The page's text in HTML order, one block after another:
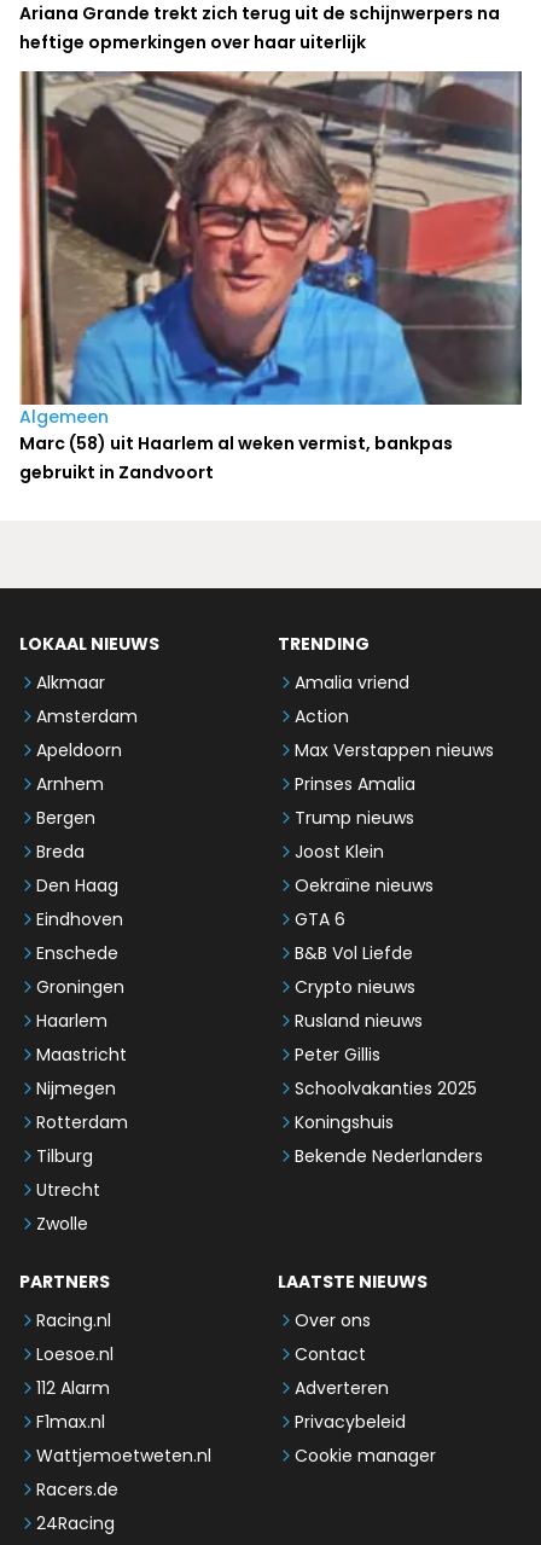
Ariana Grande trekt zich terug uit de schijnwerpers na
heftige opmerkingen over haar uiterlijk
Algemeen
Marc (58) uit Haarlem al weken vermist, bankpas
gebruikt in Zandvoort
LOKAAL NIEUWS
Alkmaar
Amsterdam
Apeldoorn
Arnhem
Bergen
Breda
Den Haag
Eindhoven
Enschede
Groningen
Haarlem
Maastricht
Nijmegen
Rotterdam
Tilburg
Utrecht
Zwolle
TRENDING
Amalia vriend
Action
Max Verstappen nieuws
Prinses Amalia
Trump nieuws
Joost Klein
Oekraïne nieuws
GTA 6
B&B Vol Liefde
Crypto nieuws
Rusland nieuws
Peter Gillis
Schoolvakanties 2025
Koningshuis
Bekende Nederlanders
PARTNERS
Racing.nl
Loesoe.nl
112 Alarm
F1max.nl
Wattjemoetweten.nl
Racers.de
24Racing
LAATSTE NIEUWS
Over ons
Contact
Adverteren
Privacybeleid
Cookie manager